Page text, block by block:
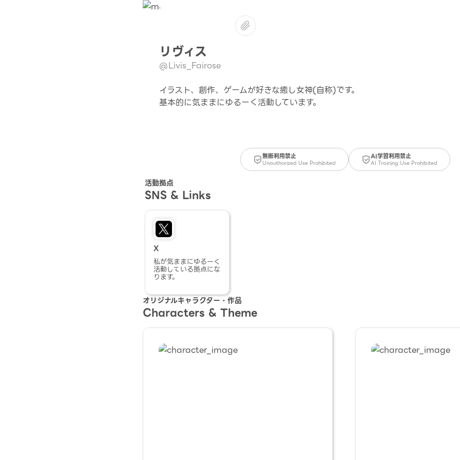
リヴィス
@Livis_Fairose
イラスト、創作、ゲームが好きな癒し女神(自称)です。
基本的に気ままにゆるーく活動しています。
無断利用禁止
Unauthorized Use Prohibited
AI学習利用禁止
AI Training Use Prohibited
活動拠点
SNS & Links
X
私が気ままにゆるーく
活動している拠点にな
ります。
オリジナルキャラクター・作品
Characters & Theme